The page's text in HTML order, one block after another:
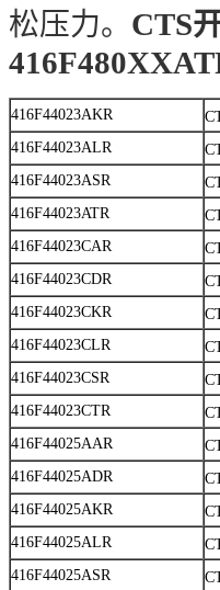
松压力。 CTS
416F44023AKR
416F44023ALR
416F44023ASR
416F44023ATR
416F44023CAR
416F44023CDR
416F44023CKR
416F44023CLR
416F44023CSR
416F44023CTR
416F44025AAR
416F44025ADR
416F44025AKR
416F44025ALR
416F44025ASR